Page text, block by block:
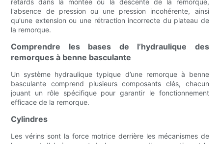
retards dans la montée ou la descente de la remorque,
l'absence de pression ou une pression incohérente, ainsi
qu'une extension ou une rétraction incorrecte du plateau de
la remorque.
Comprendre les bases de l’hydraulique des
remorques à benne basculante
Un système hydraulique typique d’une remorque à benne
basculante comprend plusieurs composants clés, chacun
jouant un rôle spécifique pour garantir le fonctionnement
efficace de la remorque.
Cylindres
Les vérins sont la force motrice derrière les mécanismes de